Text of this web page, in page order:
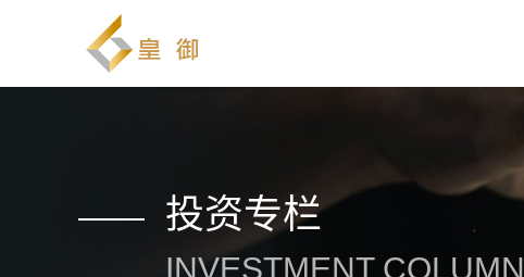
投资专栏
INVESTMENT COLUMN